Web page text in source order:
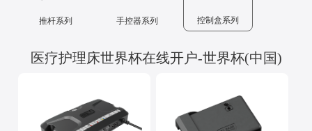
推杆系列 手控器系列 控制盒系列
医疗护理床世界杯在线开户-世界杯(中国)